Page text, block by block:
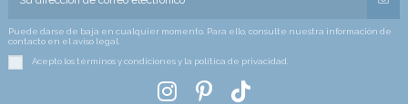
Puede darse de baja en cualquier momento. Para ello, consulte nuestra información de
contacto en el aviso legal.
Acepto los términos y condiciones y la política de privacidad.